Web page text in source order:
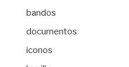
bandos
documentos
iconos